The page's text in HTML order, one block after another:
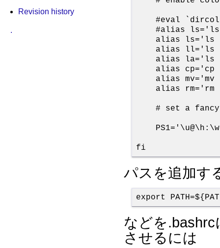
Revision history
.
#eval
#alias
alias ls='ls
alias ll='ls
alias la='ls
alias cp='cp
alias mv='mv
alias rm='rm
# set a
fi
パスを追加す
export
などを
させるには